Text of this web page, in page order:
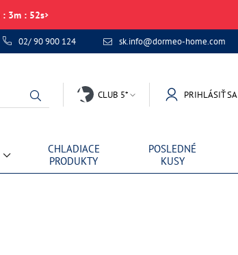
: 3m : 52s
02/ 90 900 124 sk.info@dormeo-home.com
CLUB 5* PRIHLÁSIŤ SA
CHLADIACE
PRODUKTY
POSLEDNÉ
KUSY